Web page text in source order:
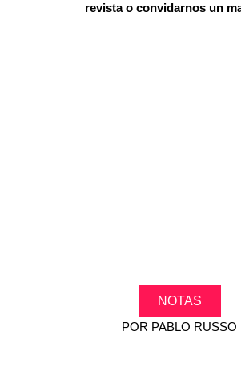
revista o convidarnos un
NOTAS
POR PABLO RUSSO